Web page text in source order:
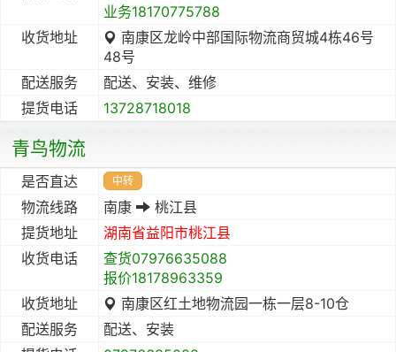
业务18170775788
收货地址
南康区龙岭中部国际物流商贸城4栋46号
48号
配送服务
配送、安装、维修
提货电话
13728718018
青鸟物流
是否直达 中转
物流线路 南康
桃江县
提货地址
湖南省益阳市桃江县
收货电话
查货07976635088
报价18178963359
收货地址
南康区红土地物流园一栋一层8-10仓
配送服务
配送、安装